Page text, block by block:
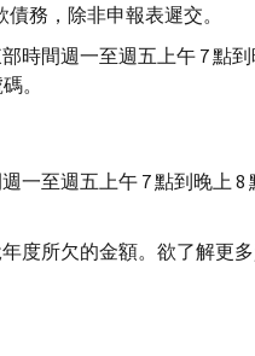
務，除非申報表遲交。
時間週一至週五上午 7 點
。
一至週五上午 7 點到晚上 8
度所欠的金額。欲了解更